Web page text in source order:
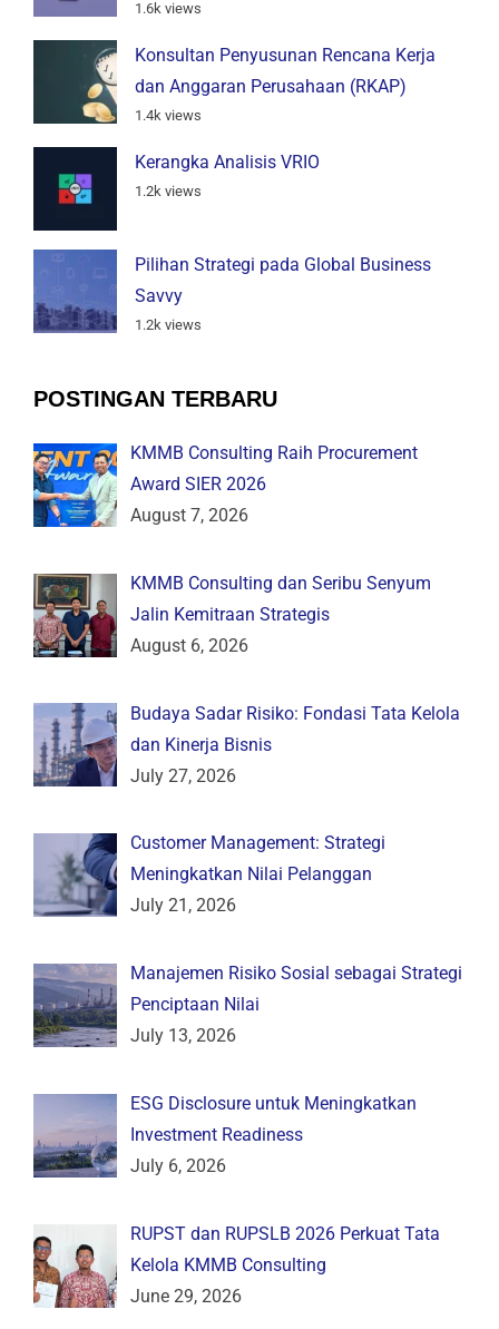
1.6k views
Konsultan Penyusunan Rencana Kerja
dan Anggaran Perusahaan (RKAP)
1.4k views
Kerangka Analisis VRIO
1.2k views
Pilihan Strategi pada Global Business
Savvy
1.2k views
POSTINGAN TERBARU
KMMB Consulting Raih Procurement
Award SIER 2026
August 7, 2026
KMMB Consulting dan Seribu Senyum
Jalin Kemitraan Strategis
August 6, 2026
Budaya Sadar Risiko: Fondasi Tata Kelola
dan Kinerja Bisnis
July 27, 2026
Customer Management: Strategi
Meningkatkan Nilai Pelanggan
July 21, 2026
Manajemen Risiko Sosial sebagai Strategi
Penciptaan Nilai
July 13, 2026
ESG Disclosure untuk Meningkatkan
Investment Readiness
July 6, 2026
RUPST dan RUPSLB 2026 Perkuat Tata
Kelola KMMB Consulting
June 29, 2026